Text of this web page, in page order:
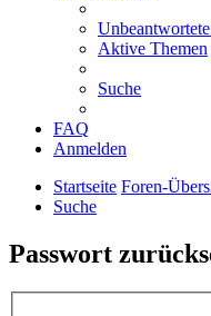
Aktive Themen
Suche
FAQ
Anmelden
Startseite Foren-
Suche
Passwort